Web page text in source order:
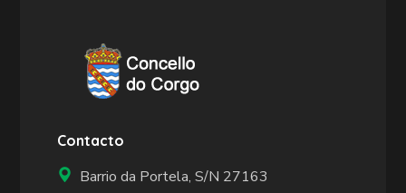
Contacto
Barrio da Portela, S/N 27163